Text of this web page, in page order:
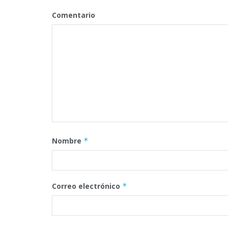
Comentario
Nombre *
Correo electrónico *